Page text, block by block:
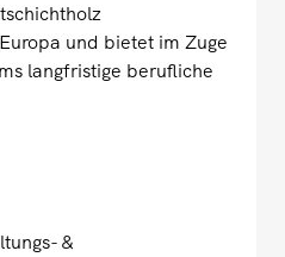
und bietet im Zuge
langfristige berufliche
&